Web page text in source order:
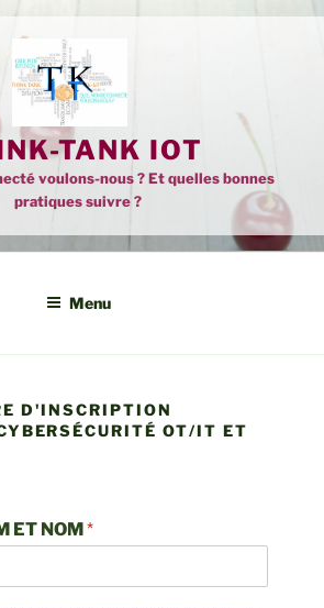
TANK IOT
voulons-nous ? Et quelles bonnes
pratiques suivre ?
Menu
D'INSCRIPTION
OT/IT ET
ET NOM *